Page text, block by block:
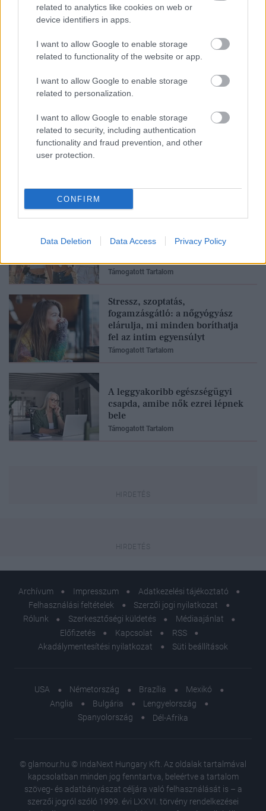
related to analytics like cookies on web or
device identifiers in apps.
I want to allow Google to enable storage
related to functionality of the website or app.
I want to allow Google to enable storage
related to personalization.
I want to allow Google to enable storage
related to security, including authentication
functionality and fraud prevention, and other
user protection.
CONFIRM
Data Deletion Data Access Privacy Policy
Fesztiválra készülsz? Ez a 3
szabály megkímélhet egy
Támogatott Tartalom
Stressz, szoptatás,
fogamzásgátló: a nőgyógyász
elárulja, mi minden boríthatja
fel az intim egyensúlyt
Támogatott Tartalom
A leggyakoribb egészségügyi
csapda, amibe nők ezrei lépnek
bele
Támogatott Tartalom
Archívum Impresszum
Adatkezelési tájékoztató
Felhasználási feltételek
Szerzői jogi nyilatkozat
Rólunk
Szerkesztőségi küldetés
Médiaajánlat
Előfizetés
Kapcsolat
RSS
Akadálymentesítési nyilatkozat
Süti beállítások
USA Németország Brazília
Mexikó
Anglia
Bulgária
Lengyelország
Spanyolország
Dél-Afrika
© glamour.hu © IndaNext Hungary Kft. Az oldalak tartalmával
kapcsolatban minden jog fenntartva, beleértve a tartalom
szöveg- és adatbányászat céljára való felhasználását is – a
szerzői jogról szóló 1999. évi LXXVI. törvény rendelkezései